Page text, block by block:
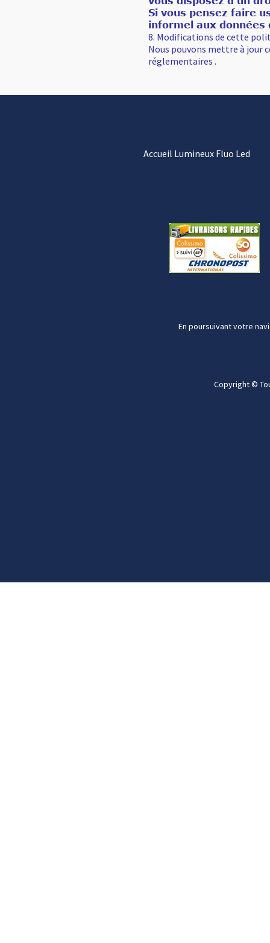
Accueil Lumineux Fluo Led
En poursuivant votre
Copyright ©
Si vous pensez faire
informel aux données
8. Modifications de cette
Nous pouvons mettre à jour
réglementaires .